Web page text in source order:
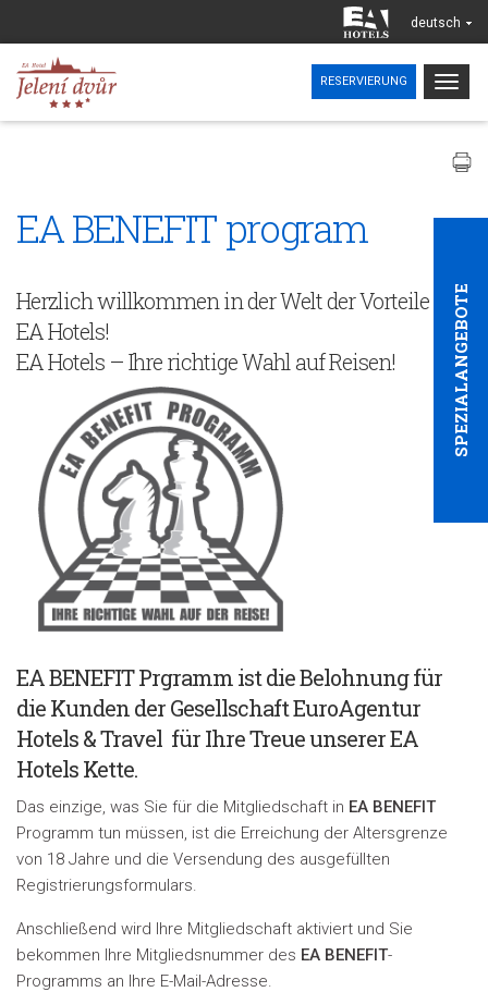
deutsch
RESERVIERUNG
SPEZIALANGEBOTE
EA BENEFIT program
Herzlich willkommen in der Welt der Vorteile von
EA Hotels!
EA Hotels – Ihre richtige Wahl auf Reisen!
EA BENEFIT Prgramm ist die Belohnung für
die Kunden der Gesellschaft EuroAgentur
Hotels & Travel für Ihre Treue unserer EA
Hotels Kette.
Das einzige, was Sie für die Mitgliedschaft in EA BENEFIT
Programm tun müssen, ist die Erreichung der Altersgrenze
von 18 Jahre und die Versendung des ausgefüllten
Registrierungsformulars.
Anschließend wird Ihre Mitgliedschaft aktiviert und Sie
bekommen Ihre Mitgliedsnummer des EA BENEFIT-
Programms an Ihre E-Mail-Adresse.